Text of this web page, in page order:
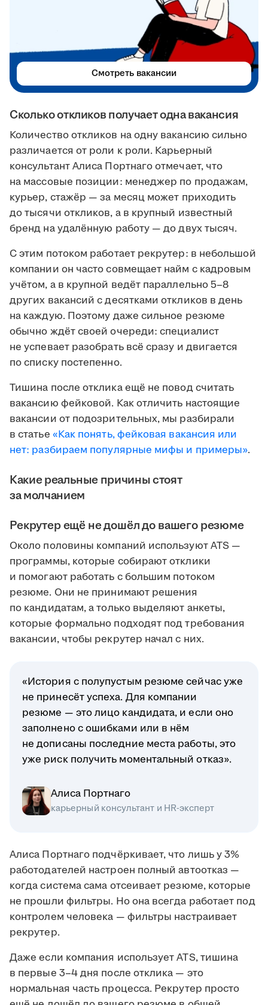
Сколько откликов получает одна вакансия
Количество откликов на одну вакансию сильно
различается от роли к роли. Карьерный
консультант Алиса Портнаго отмечает, что
на массовые позиции: менеджер по продажам,
курьер, стажёр — за месяц может приходить
до тысячи откликов, а в крупный известный
бренд на удалённую работу — до двух тысяч.
С этим потоком работает рекрутер: в небольшой
компании он часто совмещает найм с кадровым
учётом, а в крупной ведёт параллельно 5–8
других вакансий с десятками откликов в день
на каждую. Поэтому даже сильное резюме
обычно ждёт своей очереди: специалист
не успевает разобрать всё сразу и двигается
по списку постепенно.
Тишина после отклика ещё не повод считать
вакансию фейковой. Как отличить настоящие
вакансии от подозрительных, мы разбирали
в статье «Как понять, фейковая вакансия или
нет: разбираем популярные мифы и примеры».
Какие реальные причины стоят
за молчанием
Рекрутер ещё не дошёл до вашего резюме
Около половины компаний используют ATS —
программы, которые собирают отклики
и помогают работать с большим потоком
резюме. Они не принимают решения
по кандидатам, а только выделяют анкеты,
которые формально подходят под требования
вакансии, чтобы рекрутер начал с них.
«История с полупустым резюме сейчас уже
не принесёт успеха. Для компании
резюме — это лицо кандидата, и если оно
заполнено с ошибками или в нём
не дописаны последние места работы, это
уже риск получить моментальный отказ».
Алиса Портнаго
карьерный консультант и HR-эксперт
Алиса Портнаго подчёркивает, что лишь у 3%
работодателей настроен полный автоотказ —
когда система сама отсеивает резюме, которые
не прошли фильтры. Но она всегда работает под
контролем человека — фильтры настраивает
рекрутер.
Даже если компания использует ATS, тишина
в первые 3–4 дня после отклика — это
нормальная часть процесса. Рекрутер просто
Смотреть вакансии